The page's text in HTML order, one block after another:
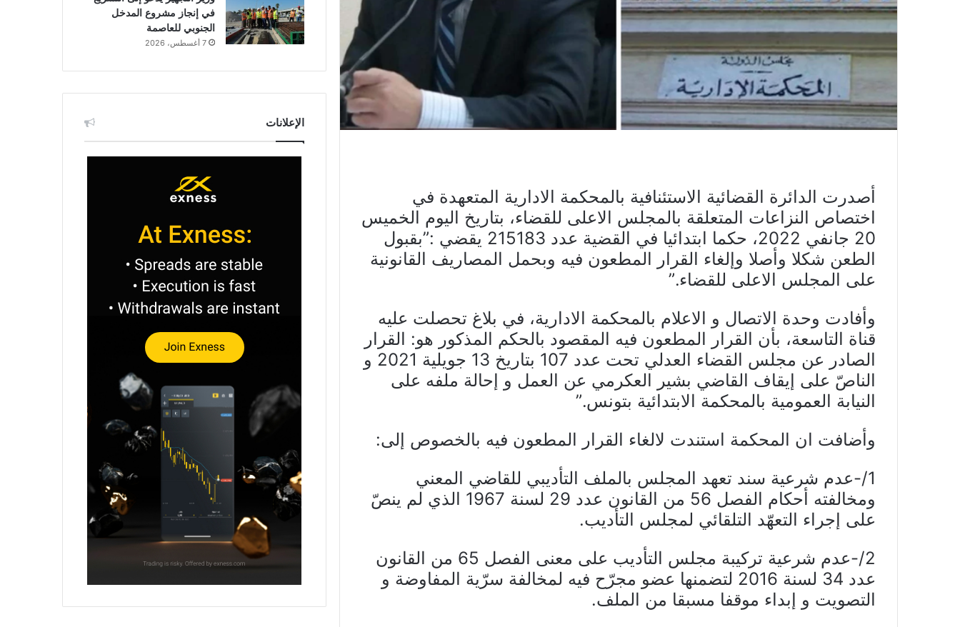
أصدرت الدائرة القضائية الاستئنافية بالمحكمة الادارية المتعهدة في
اختصاص النزاعات المتعلقة بالمجلس الاعلى للقضاء، بتاريخ اليوم الخميس
20 جانفي 2022، حكما ابتدائيا في القضية عدد 215183 يقضي :”بقبول
الطعن شكلا وأصلا وإلغاء القرار المطعون فيه وبحمل المصاريف القانونية
على المجلس الاعلى للقضاء.”
وأفادت وحدة الاتصال و الاعلام بالمحكمة الادارية، في بلاغ تحصلت عليه
قناة التاسعة، بأن القرار المطعون فيه المقصود بالحكم المذكور هو: القرار
الصادر عن مجلس القضاء العدلي تحت عدد 107 بتاريخ 13 جويلية 2021 و
الناصّ على إيقاف القاضي بشير العكرمي عن العمل و إحالة ملفه على
النيابة العمومية بالمحكمة الابتدائية بتونس.”
وأضافت ان المحكمة استندت لالغاء القرار المطعون فيه بالخصوص إلى:
1/-عدم شرعية سند تعهد المجلس بالملف التأديبي للقاضي المعني
ومخالفته أحكام الفصل 56 من القانون عدد 29 لسنة 1967 الذي لم ينصّ
على إجراء التعهّد التلقائي لمجلس التأديب.
2/-عدم شرعية تركيبة مجلس التأديب على معنى الفصل 65 من القانون
عدد 34 لسنة 2016 لتضمنها عضو مجرّح فيه لمخالفة سرّية المفاوضة و
التصويت و إبداء موقفا مسبقا من الملف.
في إنجاز مشروع المدخل
الجنوبي للعاصمة
7 أغسطس، 2026
الإعلانات